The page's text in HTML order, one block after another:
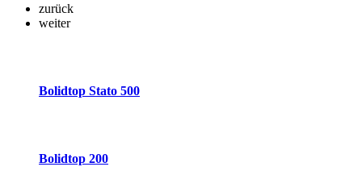
zurück
weiter
Bolidtop Stato 500
Bolidtop 200